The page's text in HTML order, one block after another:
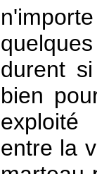
durent
bien
exploité
entre la